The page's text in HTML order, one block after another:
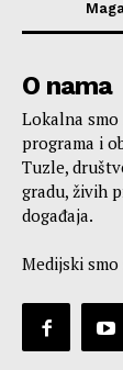
O nama
Lokalna
programa i
Tuzle,
gradu, živih
događaja.
Medijski